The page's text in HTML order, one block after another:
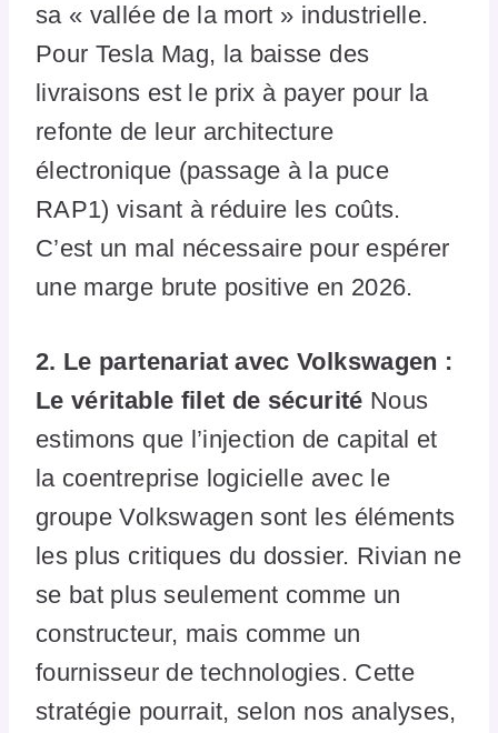
sa « vallée de la mort » industrielle.
Pour Tesla Mag, la baisse des
livraisons est le prix à payer pour la
refonte de leur architecture
électronique (passage à la puce
RAP1) visant à réduire les coûts.
C’est un mal nécessaire pour espérer
une marge brute positive en 2026.
2. Le partenariat avec Volkswagen :
Le véritable filet de sécurité Nous
estimons que l’injection de capital et
la coentreprise logicielle avec le
groupe Volkswagen sont les éléments
les plus critiques du dossier. Rivian ne
se bat plus seulement comme un
constructeur, mais comme un
fournisseur de technologies. Cette
stratégie pourrait, selon nos analyses,